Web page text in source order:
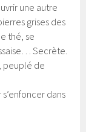
une autre
grises des
thé, se
Secrète.
peuplé de
dans